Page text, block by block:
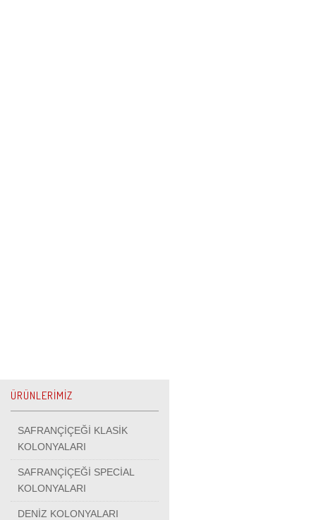
ÜRÜNLERİMİZ
SAFRANÇİÇEĞİ KLASİK
KOLONYALARI
SAFRANÇİÇEĞİ SPECİAL
KOLONYALARI
DENİZ KOLONYALARI